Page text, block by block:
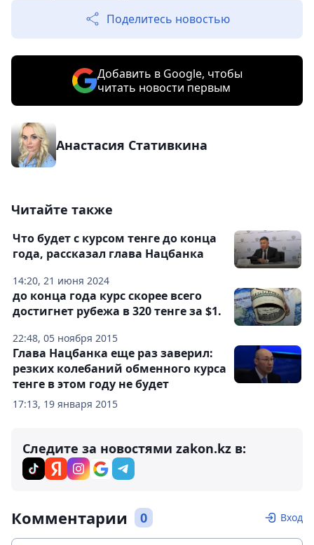
Поделитесь новостью
Добавить в Google, чтобы
читать новости первым
Анастасия Стативкина
Читайте также
14:20, 21 июня 2024
Что будет с курсом тенге до конца
года, рассказал глава Нацбанка
22:48, 05 ноября 2015
до конца года курс скорее всего
достигнет рубежа в 320 тенге за $1.
17:13, 19 января 2015
Глава Нацбанка еще раз заверил:
резких колебаний обменного курса
тенге в этом году не будет
Следите за новостями zakon.kz в:
Комментарии 0 Вход